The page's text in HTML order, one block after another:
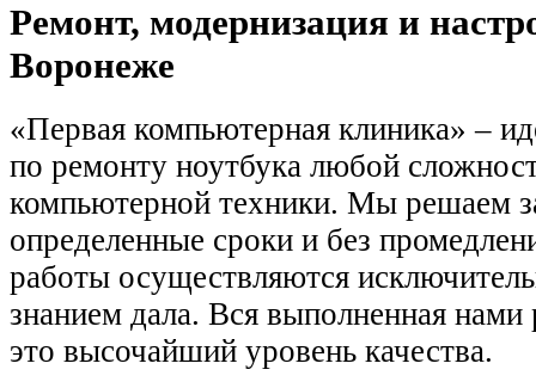
Ремонт, модернизация и
Воронеже
«Первая компьютерная клиника» –
по ремонту ноутбука любой
компьютерной техники. Мы решаем
определенные сроки и без
работы осуществляются
знанием дала. Вся выполненная
это высочайший уровень качества.